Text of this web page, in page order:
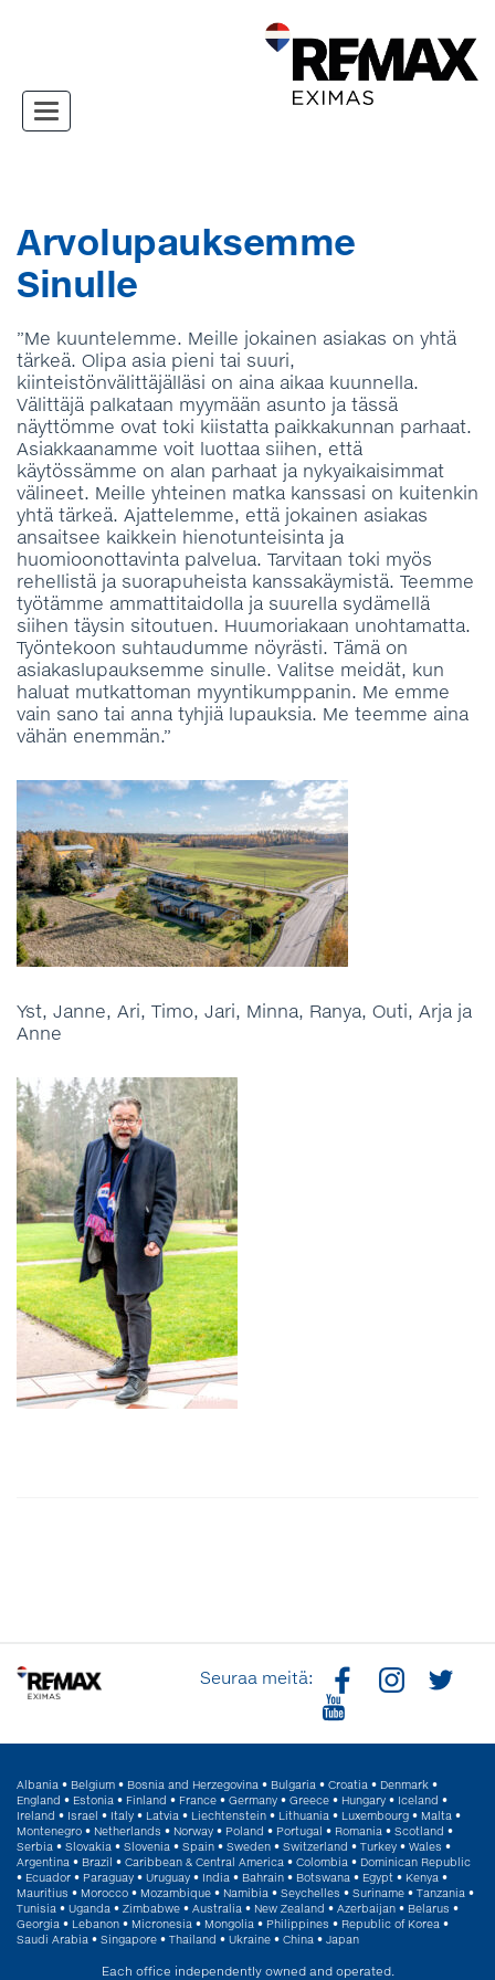
Toggle navigation
Arvolupauksemme
Sinulle
”Me kuuntelemme. Meille jokainen asiakas on yhtä
tärkeä. Olipa asia pieni tai suuri,
kiinteistönvälittäjälläsi on aina aikaa kuunnella.
Välittäjä palkataan myymään asunto ja tässä
näyttömme ovat toki kiistatta paikkakunnan parhaat.
Asiakkaanamme voit luottaa siihen, että
käytössämme on alan parhaat ja nykyaikaisimmat
välineet. Meille yhteinen matka kanssasi on kuitenkin
yhtä tärkeä. Ajattelemme, että jokainen asiakas
ansaitsee kaikkein hienotunteisinta ja
huomioonottavinta palvelua. Tarvitaan toki myös
rehellistä ja suorapuheista kanssakäymistä. Teemme
työtämme ammattitaidolla ja suurella sydämellä
siihen täysin sitoutuen. Huumoriakaan unohtamatta.
Työntekoon suhtaudumme nöyrästi. Tämä on
asiakaslupauksemme sinulle. Valitse meidät, kun
haluat mutkattoman myyntikumppanin. Me emme
vain sano tai anna tyhjiä lupauksia. Me teemme aina
vähän enemmän.”
Yst, Janne, Ari, Timo, Jari, Minna, Ranya, Outi, Arja ja
Anne
Seuraa meitä:
Albania • Belgium • Bosnia and Herzegovina • Bulgaria • Croatia • Denmark •
England • Estonia • Finland • France • Germany • Greece • Hungary • Iceland •
Ireland • Israel • Italy • Latvia • Liechtenstein • Lithuania • Luxembourg • Malta •
Montenegro • Netherlands • Norway • Poland • Portugal • Romania • Scotland •
Serbia • Slovakia • Slovenia • Spain • Sweden • Switzerland • Turkey • Wales •
Argentina • Brazil • Caribbean & Central America • Colombia • Dominican Republic
• Ecuador • Paraguay • Uruguay • India • Bahrain • Botswana • Egypt • Kenya •
Mauritius • Morocco • Mozambique • Namibia • Seychelles • Suriname • Tanzania •
Tunisia • Uganda • Zimbabwe • Australia • New Zealand • Azerbaijan • Belarus •
Georgia • Lebanon • Micronesia • Mongolia • Philippines • Republic of Korea •
Saudi Arabia • Singapore • Thailand • Ukraine • China • Japan
Each office independently owned and operated.